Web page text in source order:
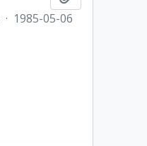
· 1985-05-06